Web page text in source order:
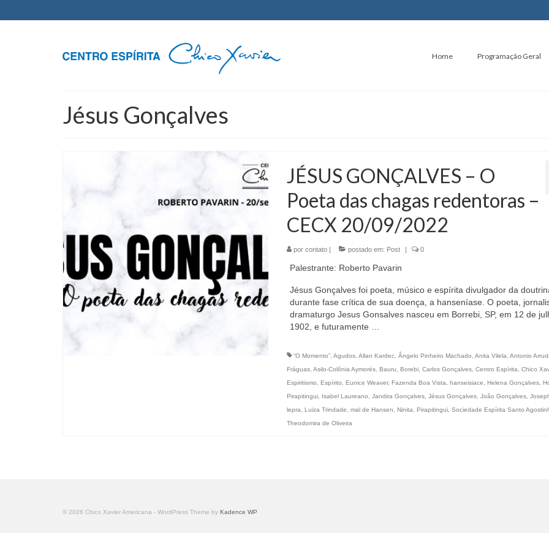
Home Programação Geral
Jésus Gonçalves
JÉSUS GONÇALVES – O
Poeta das chagas redentoras –
CECX 20/09/2022
por contato| postado em: Post | 0
Palestrante: Roberto Pavarin
Jésus Gonçalves foi poeta, músico e espírita divulgador da
durante fase crítica de sua doença, a hanseníase. O poeta,
dramaturgo Jesus Gonsalves nasceu em Borrebi, SP, em 12 de
1902, e futuramente …
“O Momento”, Agudos, Allan Kardec, Ângelo Pinheiro Machado Anita Vilela Antonio
Fráguas, Asilo-Colônia Aymorés, Bauru Borebi, Carlos Gonçalves, Centro Espírita Chico
Espiritismo
Espírito Eunice Weaver, Fazenda Boa Vista hanseisiace Helena Gonçalves,
Pirapitingui, Isabel Laureano Jandira Gonçalves, Jésus Gonçalves, João Gonçalves,
lepra
Luiza Trindade mal de Hansen Ninita Pirapitingui, Sociedade Espírita Santo
Theodomira de Oliveira
© 2026 Chico Xavier Americana - WordPress Theme by Kadence WP